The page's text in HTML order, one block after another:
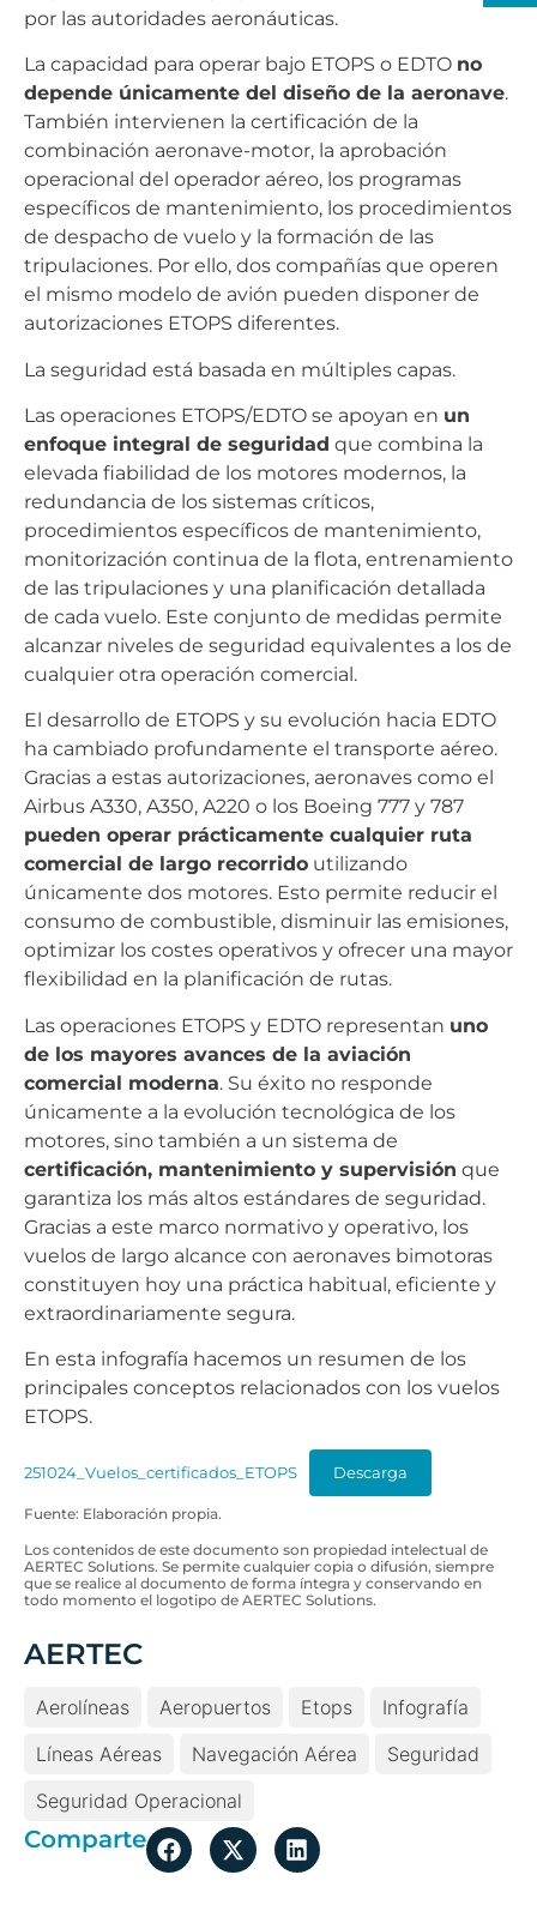
por las autoridades aeronáuticas.
La capacidad para operar bajo ETOPS o EDTO no
depende únicamente del diseño de la aeronave.
También intervienen la certificación de la
combinación aeronave-motor, la aprobación
operacional del operador aéreo, los programas
específicos de mantenimiento, los procedimientos
de despacho de vuelo y la formación de las
tripulaciones. Por ello, dos compañías que operen
el mismo modelo de avión pueden disponer de
autorizaciones ETOPS diferentes.
La seguridad está basada en múltiples capas.
Las operaciones ETOPS/EDTO se apoyan en un
enfoque integral de seguridad que combina la
elevada fiabilidad de los motores modernos, la
redundancia de los sistemas críticos,
procedimientos específicos de mantenimiento,
monitorización continua de la flota, entrenamiento
de las tripulaciones y una planificación detallada
de cada vuelo. Este conjunto de medidas permite
alcanzar niveles de seguridad equivalentes a los de
cualquier otra operación comercial.
El desarrollo de ETOPS y su evolución hacia EDTO
ha cambiado profundamente el transporte aéreo.
Gracias a estas autorizaciones, aeronaves como el
Airbus A330, A350, A220 o los Boeing 777 y 787
pueden operar prácticamente cualquier ruta
comercial de largo recorrido utilizando
únicamente dos motores. Esto permite reducir el
consumo de combustible, disminuir las emisiones,
optimizar los costes operativos y ofrecer una mayor
flexibilidad en la planificación de rutas.
Las operaciones ETOPS y EDTO representan uno
de los mayores avances de la aviación
comercial moderna. Su éxito no responde
únicamente a la evolución tecnológica de los
motores, sino también a un sistema de
certificación, mantenimiento y supervisión que
garantiza los más altos estándares de seguridad.
Gracias a este marco normativo y operativo, los
vuelos de largo alcance con aeronaves bimotoras
constituyen hoy una práctica habitual, eficiente y
extraordinariamente segura.
En esta infografía hacemos un resumen de los
principales conceptos relacionados con los vuelos
ETOPS.
251024_Vuelos_certificados_ETOPS Descarga
Fuente: Elaboración propia.
Los contenidos de este documento son propiedad intelectual de
AERTEC Solutions. Se permite cualquier copia o difusión, siempre
que se realice al documento de forma íntegra y conservando en
todo momento el logotipo de AERTEC Solutions.
AERTEC
Aerolíneas Aeropuertos Etops
Infografía
Líneas Aéreas
Navegación Aérea
Seguridad
Seguridad Operacional
Comparte